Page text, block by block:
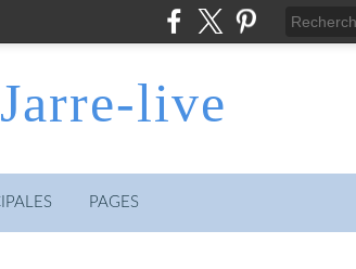
Jarre-live
PAGES